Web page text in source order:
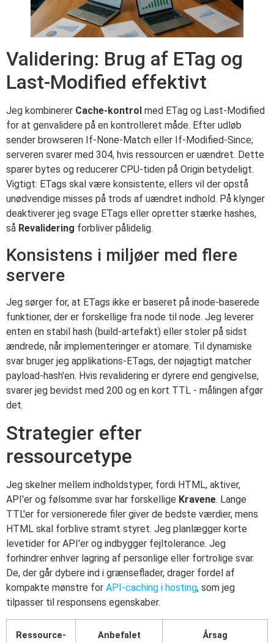
Validering: Brug af ETag og
Last-Modified effektivt
Jeg kombinerer Cache-kontrol med ETag og Last-Modified
for at genvalidere på en kontrolleret måde. Efter udløb
sender browseren If-None-Match eller If-Modified-Since;
serveren svarer med 304, hvis ressourcen er uændret. Dette
sparer bytes og reducerer CPU-tiden på Origin betydeligt.
Vigtigt: ETags skal være konsistente, ellers vil der opstå
unødvendige misses på trods af uændret indhold. På klynger
deaktiverer jeg svage ETags eller opretter stærke hashes,
så Revalidering forbliver pålidelig.
Konsistens i miljøer med flere
servere
Jeg sørger for, at ETags ikke er baseret på inode-baserede
funktioner, der er forskellige fra node til node. Jeg leverer
enten en stabil hash (build-artefakt) eller stoler på sidst
ændrede, når implementeringer er atomare. Til dynamiske
svar bruger jeg applikations-ETags, der nøjagtigt matcher
payload-hash'en. Hvis revalidering er dyrere end gengivelse,
svarer jeg bevidst med 200 og en kort TTL - målingen afgør
det.
Strategier efter
ressourcetype
Jeg skelner mellem indholdstyper, fordi HTML, aktiver,
API'er og følsomme svar har forskellige Kravene. Lange
TTL'er for versionerede filer giver de bedste værdier, mens
HTML skal forblive stramt styret. Jeg planlægger korte
levetider for API'er og indbygger fejltolerance. Jeg
forhindrer enhver lagring af personlige eller fortrolige svar.
De, der går dybere ind i grænseflader, drager fordel af
kompakte mønstre for API-caching i hosting, som jeg
tilpasser til responsens egenskaber.
Ressource-
Anbefalet
Årsag